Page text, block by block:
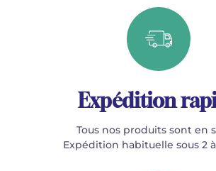
Expédition
Tous nos produits sont en
Expédition habituelle sous 2